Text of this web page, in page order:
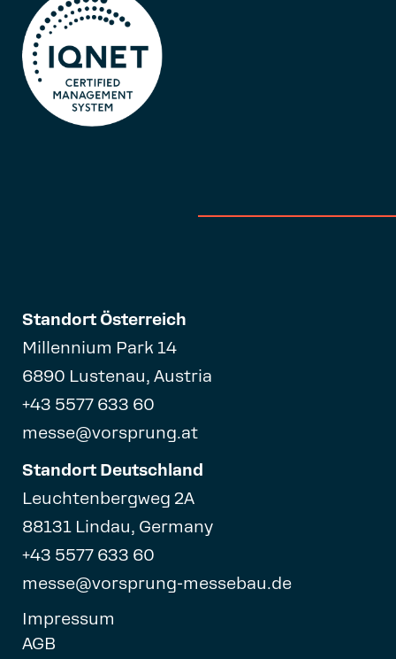
Standort Österreich
Millennium Park 14
6890 Lustenau, Austria
+43 5577 633 60
messe@vorsprung.at
Standort Deutschland
Leuchtenbergweg 2A
88131 Lindau, Germany
+43 5577 633 60
messe@vorsprung-messebau.de
Impressum
AGB